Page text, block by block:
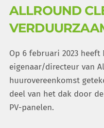
ALLROUND
Op 6 februari 2023 heeft
eigenaar/directeur van
huurovereenkomst
deel van het dak door
PV-panelen.